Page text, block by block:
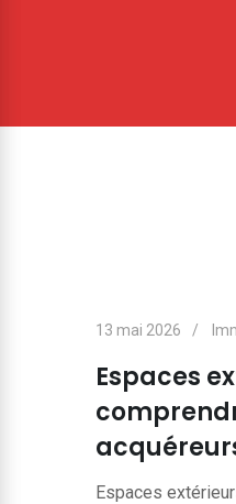
13 mai 2026
Espaces
Espaces